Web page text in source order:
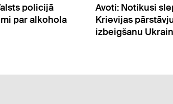
Eiropas un
par kara
Pāternieku
atjaunota
ieceļotājiem no